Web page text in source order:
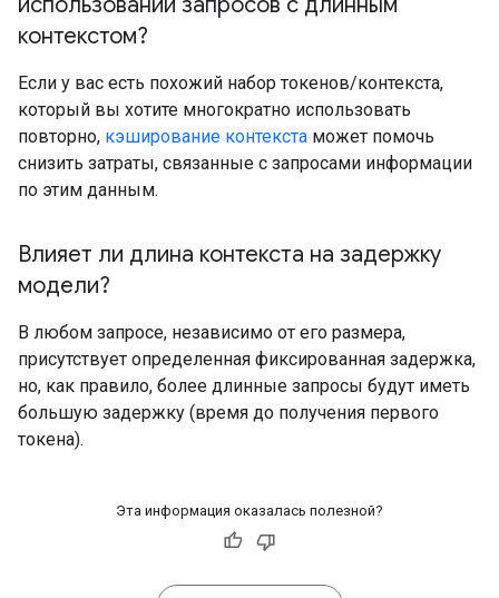
контекстом?
Если у вас есть похожий набор токенов/контекста,
который вы хотите многократно использовать
повторно, кэширование контекста может помочь
снизить затраты, связанные с запросами информации
по этим данным.
Влияет ли длина контекста на задержку
модели?
В любом запросе, независимо от его размера,
присутствует определенная фиксированная задержка,
но, как правило, более длинные запросы будут иметь
большую задержку (время до получения первого
токена).
Эта информация оказалась полезной?